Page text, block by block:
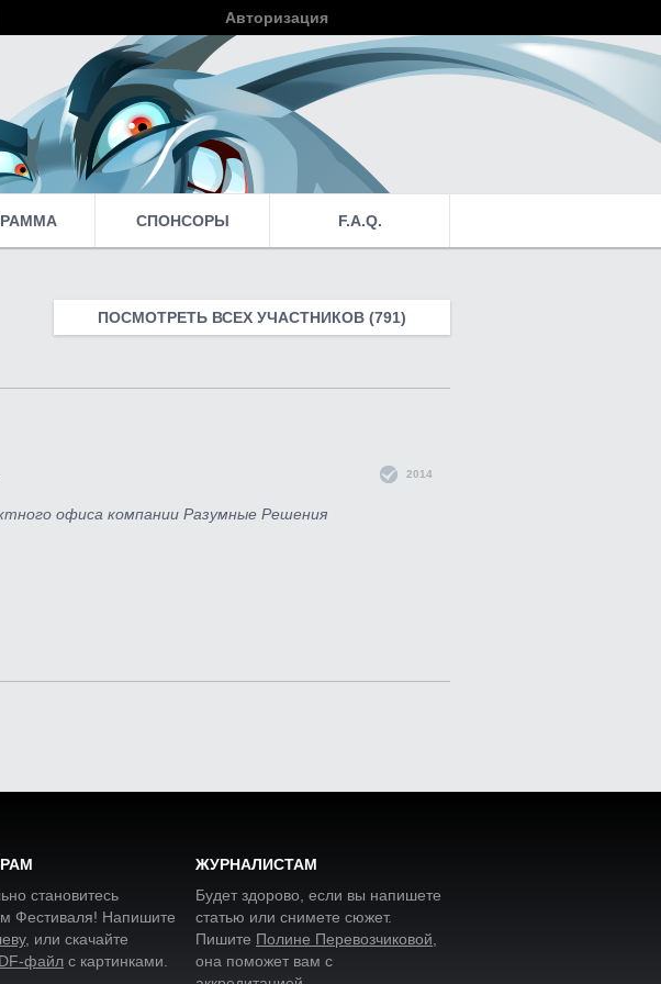
Авторизация
Войти
СПОНСОРЫ F.A.Q.
офиса компании Разумные Решения
2014
ПОСМОТРЕТЬ ВСЕХ УЧАСТНИКОВ (791)
становитесь
Фестиваля! Напишите
, или скачайте
файл с картинками
ЖУРНАЛИСТАМ
Будет здорово, если вы напишете
статью или снимете сюжет.
Пишите Полине Перевозчиковой
она поможет вам с